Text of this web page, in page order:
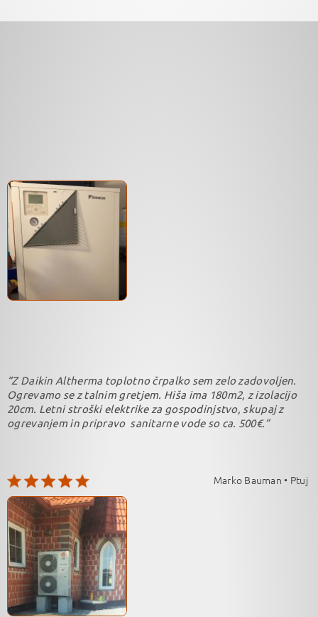
“Z Daikin Altherma toplotno črpalko sem zelo zadovoljen.
Ogrevamo se z talnim gretjem. Hiša ima 180m2, z izolacijo
20cm. Letni stroški elektrike za gospodinjstvo, skupaj z
ogrevanjem in pripravo sanitarne vode so ca. 500€.”
Marko Bauman • Ptuj